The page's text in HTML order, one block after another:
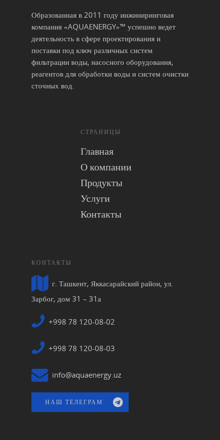
Образованная в 2011 году инжиниринговая
компания «AQUAENERGY»™ успешно ведет
деятельность в сфере проектирования и
поставки под ключ различных систем
фильтрации воды, насосного оборудования,
реагентов для обработки воды и систем очистки
сточных вод.
СТРАНИЦЫ
Главная
О компании
Продукты
Услуги
Контакты
КОНТАКТЫ
г. Ташкент, Яккасарайский район, ул.
Зарбог, дом 31 – 31а
+998 78 120-08-02
+998 78 120-08-03
info@aquaenergy.uz
НАШ ТЕЛЕГРАМ